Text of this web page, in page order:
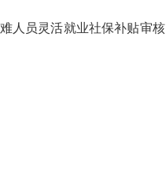
人员灵活就业社保补贴审核